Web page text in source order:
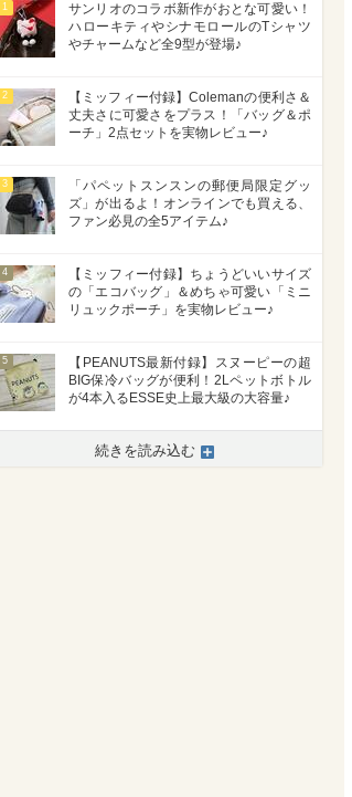
1
サンリオのコラボ新作がおとな可愛い！
ハローキティやシナモロールのTシャツ
やチャームなど全9型が登場♪
2
【ミッフィー付録】Colemanの便利さ＆
丈夫さに可愛さをプラス！「バッグ＆ポ
ーチ」2点セットを実物レビュー♪
3
「パペットスンスンの郵便局限定グッ
ズ」が出るよ！オンラインでも買える、
ファン必見の全5アイテム♪
4
【ミッフィー付録】ちょうどいいサイズ
の「エコバッグ」＆めちゃ可愛い「ミニ
リュックポーチ」を実物レビュー♪
5
【PEANUTS最新付録】スヌーピーの超
BIG保冷バッグが便利！2Lペットボトル
が4本入るESSE史上最大級の大容量♪
続きを読み込む